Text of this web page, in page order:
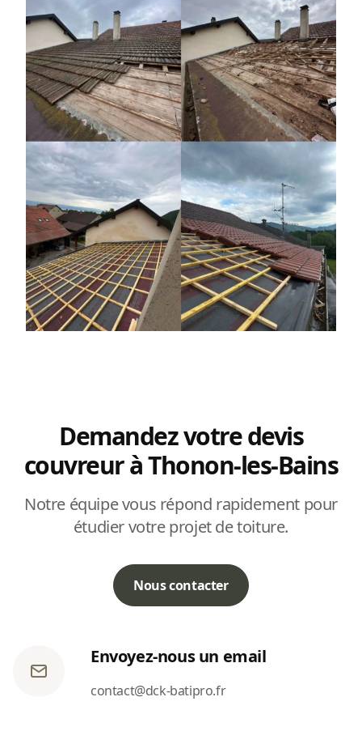
Demandez votre devis
couvreur à Thonon-les-Bains
Notre équipe vous répond rapidement pour
étudier votre projet de toiture.
Nous contacter
Envoyez-nous un email
contact@dck-batipro.fr